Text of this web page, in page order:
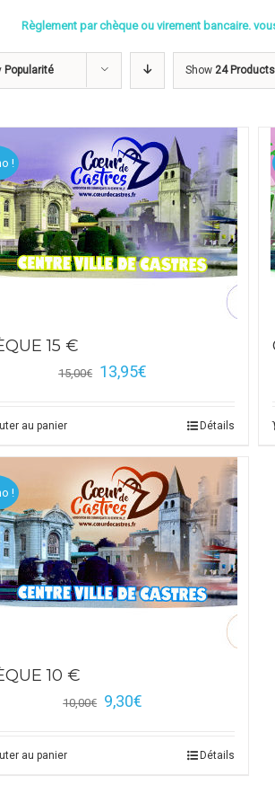
Règlement par chèque ou virement bancaire.
Popularité Show 24 Products
!
15 €
15,00€ 13,95€
au panier Détails
!
10 €
10,00€ 9,30€
au panier Détails